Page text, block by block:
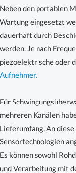
Neben den portablen
Wartung eingesetzt
dauerhaft durch
werden. Je nach
piezoelektrische oder
Aufnehmer.
Für
mehreren Kanälen
Lieferumfang. An
Sensortechnologien
Es können sowohl
und Verarbeitung mit